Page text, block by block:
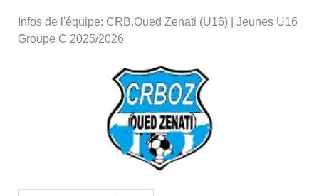
Infos de l'équipe: CRB.Oued Zenati (U16) | Jeunes U16
Groupe C 2025/2026